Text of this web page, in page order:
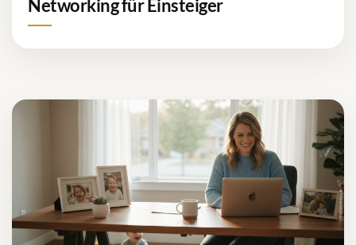
Networking für Einsteiger